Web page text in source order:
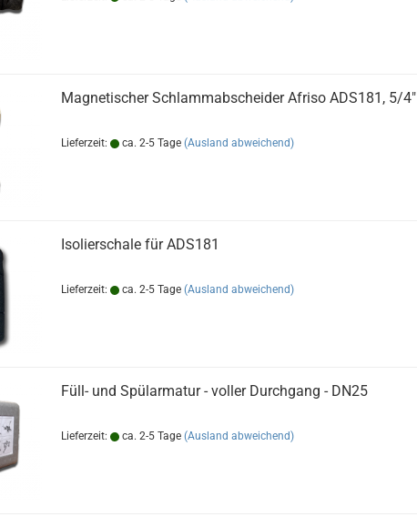
Magnetischer Schlammabscheider Afriso ADS181, 5/4"
Lieferzeit: ca. 2-5 Tage (Ausland abweichend)
Isolierschale für ADS181
Lieferzeit: ca. 2-5 Tage (Ausland abweichend)
Füll- und Spülarmatur - voller Durchgang - DN25
Lieferzeit: ca. 2-5 Tage (Ausland abweichend)